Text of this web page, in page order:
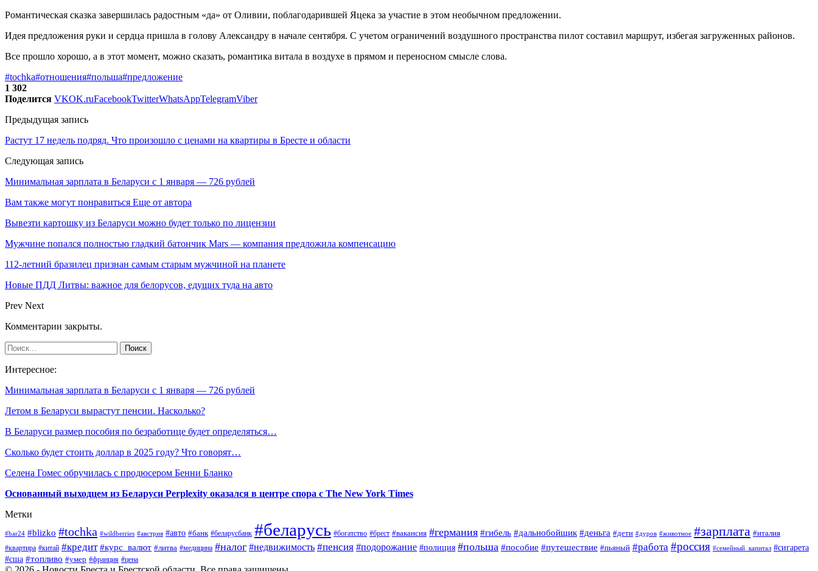
Романтическая сказка завершилась радостным «да» от Оливии, поблагодарившей Яцека за участие в этом необычном предложении.
Идея предложения руки и сердца пришла в голову Александру в начале сентября. С учетом ограничений воздушного пространства пилот составил маршрут, избегая загруженных районов.
Все прошло хорошо, а в этот момент, можно сказать, романтика витала в воздухе в прямом и переносном смысле слова.
#tochka#отношения#польша#предложение
1 302
Поделится VKOK.ruFacebookTwitterWhatsAppTelegramViber
Предыдущая запись
Растут 17 недель подряд. Что произошло с ценами на квартиры в Бресте и области
Следующая запись
Минимальная зарплата в Беларуси с 1 января — 726 рублей
Вам также могут понравиться Еще от автора
Вывезти картошку из Беларуси можно будет только по лицензии
Мужчине попался полностью гладкий батончик Mars — компания предложила компенсацию
112-летний бразилец признан самым старым мужчиной на планете
Новые ПДД Литвы: важное для белорусов, едущих туда на авто
Prev Next
Комментарии закрыты.
Интересное:
Минимальная зарплата в Беларуси с 1 января — 726 рублей
Летом в Беларуси вырастут пенсии. Насколько?
В Беларуси размер пособия по безработице будет определяться…
Сколько будет стоить доллар в 2025 году? Что говорят…
Селена Гомес обручилась с продюсером Бенни Бланко
Основанный выходцем из Беларуси Perplexity оказался в центре спора с The New York Times
Метки
#bar24 #blizko #tochka #wildberries #австрия #авто #банк #беларусбанк #беларусь #богатство #брест #вакансия #германия #гибель #дальнобойщик #деньга #дети #дуров #животное #зарплата #италия
#квартира #китай #кредит #курс_валют #литва #медицина #налог #недвижимость #пенсия #подорожание #полиция #польша #пособие #путешествие #пьяный #работа #россия #семейный_капитал #сигарета
#сша #топливо #умер #франция #цена